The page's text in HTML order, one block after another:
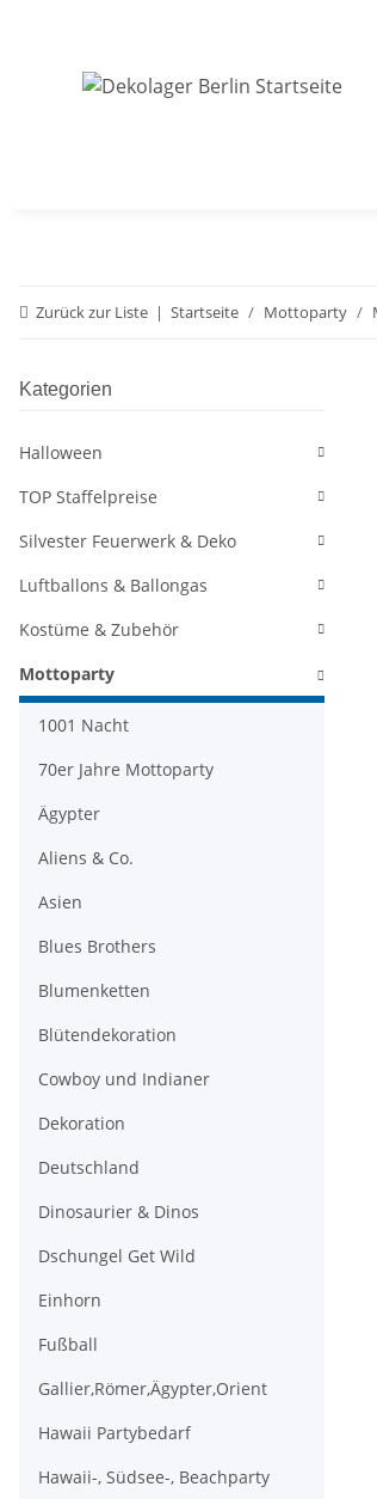
Zurück zur Liste Startseite Mottoparty
Kategorien
Halloween
TOP Staffelpreise
Silvester Feuerwerk & Deko
Luftballons & Ballongas
Kostüme & Zubehör
Mottoparty
1001 Nacht
70er Jahre Mottoparty
Ägypter
Aliens & Co.
Asien
Blues Brothers
Blumenketten
Blütendekoration
Cowboy und Indianer
Dekoration
Deutschland
Dinosaurier & Dinos
Dschungel Get Wild
Einhorn
Fußball
Gallier,Römer,Ägypter,Orient
Hawaii Partybedarf
Hawaii-, Südsee-, Beachparty